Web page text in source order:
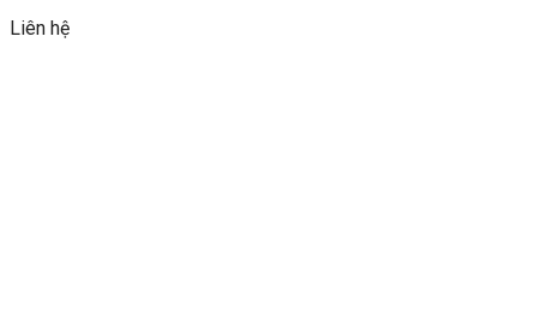
Liên hệ